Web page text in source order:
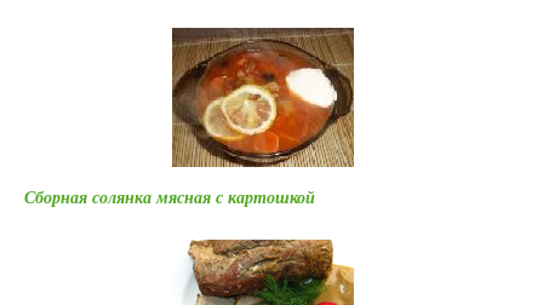
Сборная солянка мясная с картошкой